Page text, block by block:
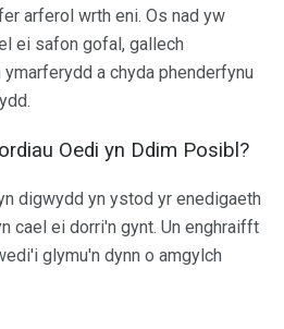
arferol wrth eni. Os nad yw
ei safon gofal, gallech
a chyda phenderfynu
Oedi yn Ddim Posibl?
digwydd yn ystod yr enedigaeth
cael ei dorri'n gynt. Un enghraifft
glymu'n dynn o amgylch